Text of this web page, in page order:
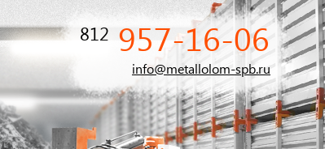
812 957-16-06
info@metallolom-spb.ru